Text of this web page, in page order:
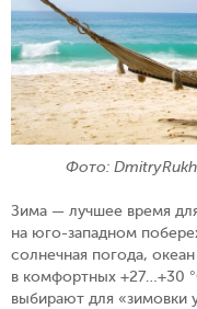
Фото:
Зима — лучшее время
на юго-западном
солнечная погода,
в комфортных +27…+30
выбирают для «зимовки